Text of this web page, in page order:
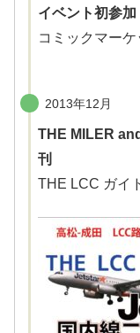
イベント初参加
コミックマー
2013年12月
THE MILER
刊
THE LCC ガイ